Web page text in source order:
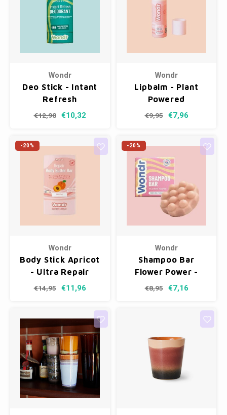
Wondr
Deo Stick - Intant
Refresh
€12,90 €10,32
Wondr
Lipbalm - Plant
Powered
€9,95 €7,96
-20%
Wondr
Body Stick Apricot
- Ultra Repair
€14,95 €11,96
-20%
Wondr
Shampoo Bar
Flower Power -
Hydrating
€8,95 €7,16